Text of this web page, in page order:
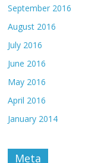
September 2016
August 2016
July 2016
June 2016
May 2016
April 2016
January 2014
Meta